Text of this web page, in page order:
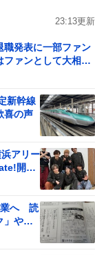
23:13更新
職発表に一部ファン
ファンとして大相撲
新幹線
喜の声
アリー
開催
止ま
業へ 読
」や